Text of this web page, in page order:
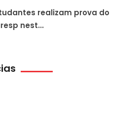
realizam prova do
nest...